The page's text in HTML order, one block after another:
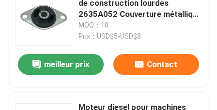
pièces de rechange de weichai
Pièces de rechange de Sany
de construction lourdes
2635A052 Couverture métallique
de montage de radiateur pour
Perkins
MOQ：10
Prix：USD$5-USD$8
meilleur prix Contact
Moteur diesel pour machines